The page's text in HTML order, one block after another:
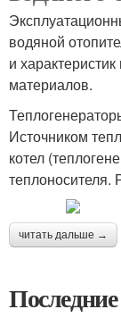
водяной
и
материалов.
Источником
котел
теплоносителя.
читать дальше →